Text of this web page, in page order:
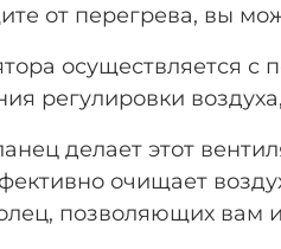
от перегрева, вы
осуществляется с
регулировки
делает этот
очищает
позволяющих вам